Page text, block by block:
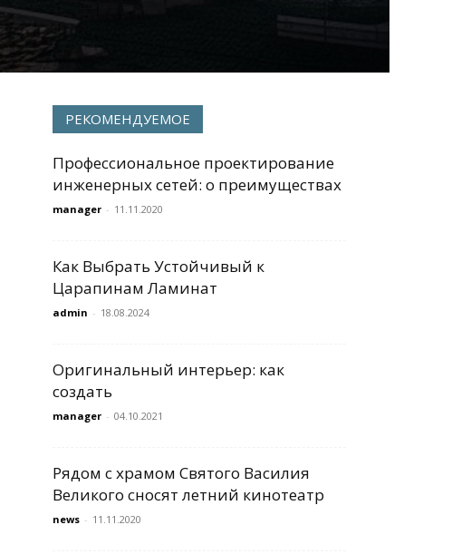
РЕКОМЕНДУЕМОЕ
Профессиональное проектирование
инженерных сетей: о преимуществах
manager - 11.11.2020
Как Выбрать Устойчивый к
Царапинам Ламинат
admin - 18.08.2024
Оригинальный интерьер: как
создать
manager - 04.10.2021
Рядом с храмом Святого Василия
Великого сносят летний кинотеатр
news - 11.11.2020